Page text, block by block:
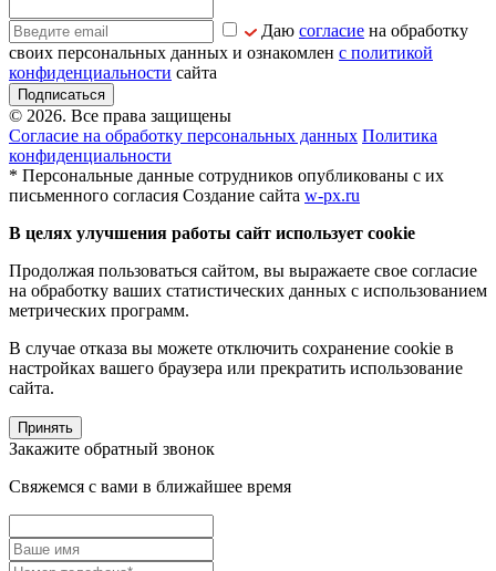
Даю согласие на обработку
своих персональных данных и ознакомлен с политикой
конфиденциальности сайта
Подписаться
© 2026. Все права защищены
Согласие на обработку персональных данных Политика
конфиденциальности
* Персональные данные сотрудников опубликованы с их
письменного согласия Создание сайта w-px.ru
В целях улучшения работы сайт использует cookie
Продолжая пользоваться сайтом, вы выражаете свое согласие
на обработку ваших статистических данных с использованием
метрических программ.
В случае отказа вы можете отключить сохранение cookie в
настройках вашего браузера или прекратить использование
сайта.
Принять
Закажите обратный звонок
Свяжемся с вами в ближайшее время